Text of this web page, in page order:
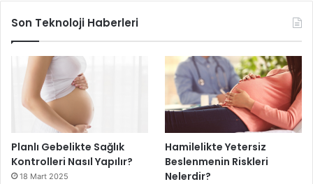
Son Teknoloji Haberleri
Planlı Gebelikte Sağlık
Kontrolleri Nasıl Yapılır?
18 Mart 2025
Hamilelikte Yetersiz
Beslenmenin Riskleri
Nelerdir?